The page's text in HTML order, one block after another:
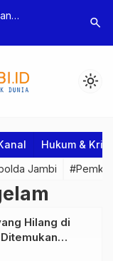
Polres
Dua
search
light_mode
Hukum &
Jambi
Hilang di